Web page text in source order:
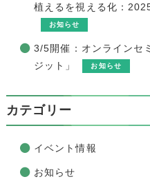
植えるを視える化：
お知らせ
3/5開催：オンラインセ
ジット」
お知らせ
カテゴリー
イベント情報
お知らせ